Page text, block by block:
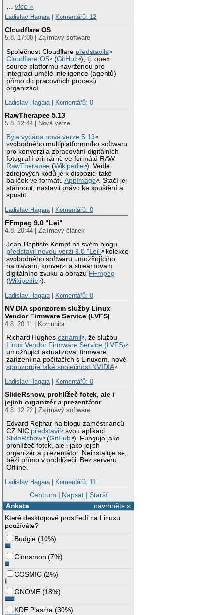
…více »
Ladislav Hagara| Komentářů: 12
Cloudflare OS
5.8. 17:00 | Zajímavý software
Společnost Cloudflare představila
Cloudflare OS
(GitHub ), tj. open
source platformu navrženou pro
integraci umělé inteligence (agentů)
přímo do pracovních procesů
organizací.
Ladislav Hagara| Komentářů: 0
RawTherapee 5.13
5.8. 12:44 | Nová verze
Byla vydána nová verze 5.13
svobodného multiplatformního softwaru
pro konverzi a zpracování digitálních
fotografií primárně ve formátů RAW
RawTherapee (Wikipedie ). Vedle
zdrojových kódů je k dispozici také
balíček ve formátuAppImage . Stačí jej
stáhnout, nastavit právo ke spuštění a
spustit.
Ladislav Hagara| Komentářů: 0
FFmpeg 9.0 "Lei"
4.8. 20:44 | Zajímavý článek
Jean-Baptiste Kempf na svém blogu
představil novou verzi 9.0 "Lei"
kolekce
svobodného softwaru umožňujícího
nahrávání, konverzi a streamovaní
digitálního zvuku a obrazu FFmpeg
(Wikipedie ).
Ladislav Hagara| Komentářů: 0
NVIDIA sponzorem služby Linux
Vendor Firmware Service (LVFS)
4.8. 20:11 | Komunita
Richard Hughesoznámil
, že službu
Linux Vendor Firmware Service (LVFS)
umožňující aktualizovat firmware
zařízení na počítačích s Linuxem, nově
sponzoruje také společnost NVIDIA .
Ladislav Hagara| Komentářů: 0
SlideRshow, prohlížeč fotek, ale i
jejich organizér a prezentátor
4.8. 12:22 | Zajímavý software
Edvard Rejthar na blogu zaměstnanců
CZ.NIC představil
svou aplikaci
SlideRshow
(GitHub ). Funguje jako
prohlížeč fotek, ale i jako jejich
organizér a prezentátor. Neinstaluje se,
běží přímo v prohlížeči. Bez serveru.
Offline.
Ladislav Hagara| Komentářů: 11
Centrum | Napsat| Starší
navrhněte »
Anketa
Které desktopové prostředí na Linuxu
používáte?
Budgie (10%)
Cinnamon (7%)
COSMIC (2%)
GNOME (18%)
KDE Plasma (30%)